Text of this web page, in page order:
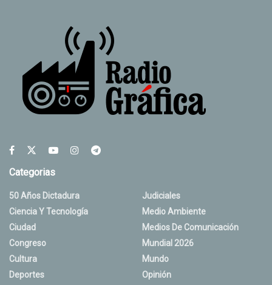
Categorias
50 Años Dictadura
Ciencia Y Tecnología
Ciudad
Congreso
Cultura
Deportes
Judiciales
Medio Ambiente
Medios De Comunicación
Mundial 2026
Mundo
Opinión